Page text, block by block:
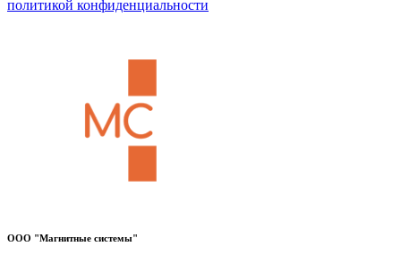
политикой конфиденциальности
ООО "Магнитные системы"